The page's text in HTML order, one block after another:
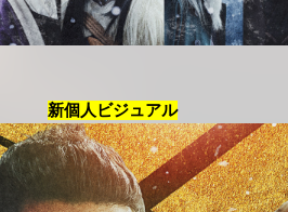
新個人ビジュアル